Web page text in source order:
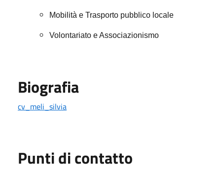
Mobilità e Trasporto pubblico locale
Volontariato e Associazionismo
Biografia
cv_meli_silvia
Punti di contatto